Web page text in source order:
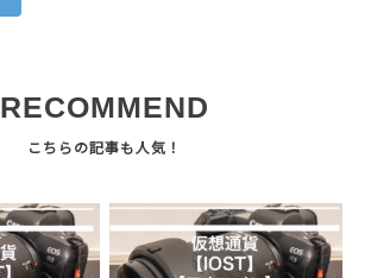
RECOMMEND